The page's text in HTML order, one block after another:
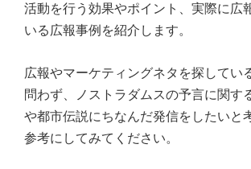
活動を行う効果やポイント、実際に広
いる広報事例を紹介します。
広報やマーケティングネタを探してい
問わず、ノストラダムスの予言に関す
や都市伝説にちなんだ発信をしたいと
参考にしてみてください。